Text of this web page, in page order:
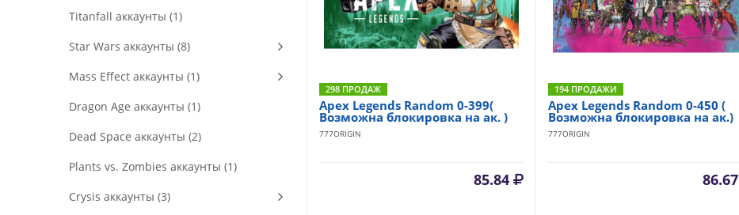
298 ПРОДАЖ
Apex Legends Random 0-399(
Возможна блокировка на ак. )
777ORIGIN
85.84
194 ПРОДАЖИ
Apex Legends Random 0-450 (
Возможна блокировка на ак.)
777ORIGIN
86.67
Titanfall аккаунты (1)
Star Wars аккаунты (8)
Mass Effect аккаунты (1)
Dragon Age аккаунты (1)
Dead Space аккаунты (2)
Plants vs. Zombies аккаунты (1)
Crysis аккаунты (3)